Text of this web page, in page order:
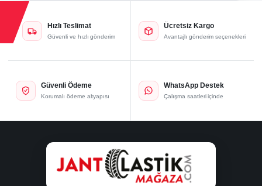
Hızlı Teslimat
Güvenli ve hızlı gönderim
Ücretsiz Kargo
Avantajlı gönderim seçenekleri
Güvenli Ödeme
Korumalı ödeme altyapısı
WhatsApp Destek
Çalışma saatleri içinde